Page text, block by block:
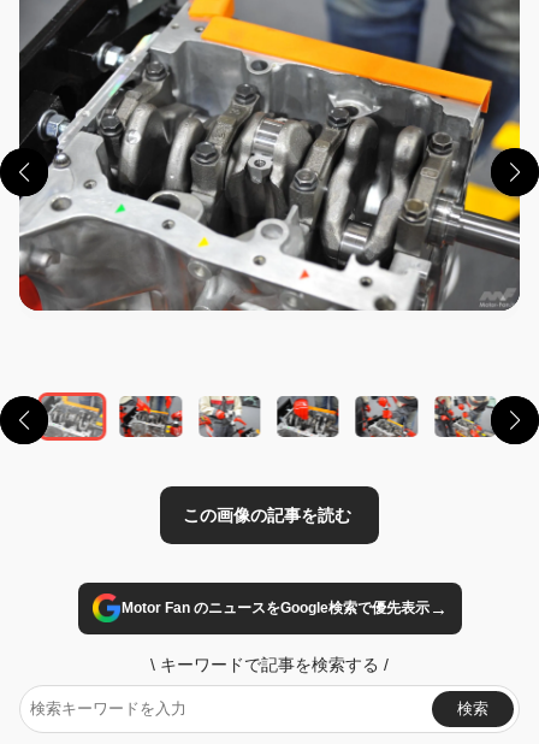
Motor Fan のニュースをGoogle検索で優先表示→
\ キーワードで記事を検索する /
検索